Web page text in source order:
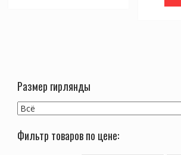
Размер гирлянды
Фильтр товаров по цене: